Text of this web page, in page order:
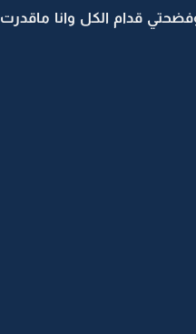
قدام الكل وانا ماقدرت